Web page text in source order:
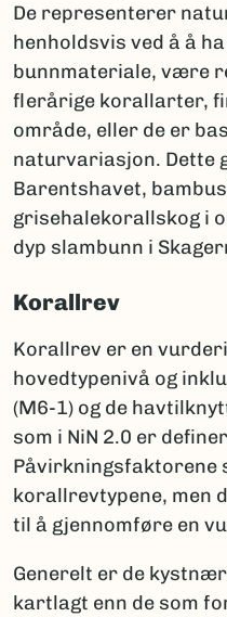
De representerer
henholdsvis ved å å
bunnmateriale, være
flerårige korallarter,
område, eller de er
naturvariasjon. Dette
Barentshavet,
grisehalekorallskog i
dyp slambunn i
Korallrev
Korallrev er en
hovedtypenivå og
(M6-1) og de
som i NiN 2.0 er
Påvirkningsfaktorene
korallrevtypene, men
til å gjennomføre en
Generelt er de
kartlagt enn de som